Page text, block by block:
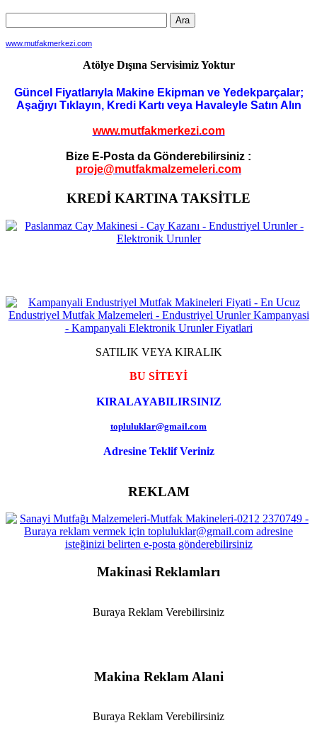
www.mutfakmerkezi.com
Atölye Dışına Servisimiz Yoktur
Güncel Fiyatlarıyla Makine Ekipman ve Yedekparçalar;
Aşağıyı Tıklayın, Kredi Kartı veya Havaleyle Satın Alın
www.mutfakmerkezi.com
Bize E-Posta da Gönderebilirsiniz :
proje@mutfakmalzemeleri.com
KREDİ KARTINA TAKSİTLE
SATILIK VEYA KIRALIK
BU SİTEYİ
KIRALAYABILIRSINIZ
topluluklar@gmail.com
Adresine Teklif Veriniz
REKLAM
Makinasi Reklamları
Buraya Reklam Verebilirsiniz
Makina Reklam Alani
Buraya Reklam Verebilirsiniz